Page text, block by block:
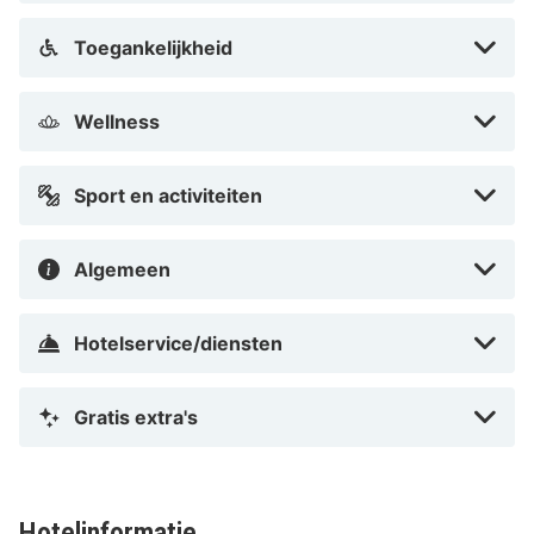
van Apeldoorn. De kinderen neem je mee naar een
Toegankelijkheid
Wellness
Sport en activiteiten
Algemeen
Hotelservice/diensten
Gratis extra's